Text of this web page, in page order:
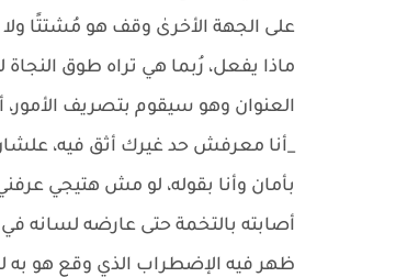
على الجهة الأخرىٰ وقف هو مُشتتًا ولا
ماذا يفعل، رُبما هي تراه طوق
العنوان وهو سيقوم بتصريف
_أنا معرفش حد غيرك أثق فيه،
بأمان وأنا بقوله، لو مش هتيجي
أصابته بالتخمة حتى عارضه لسانه
ظهر فيه الإضطراب الذي وقع هو به